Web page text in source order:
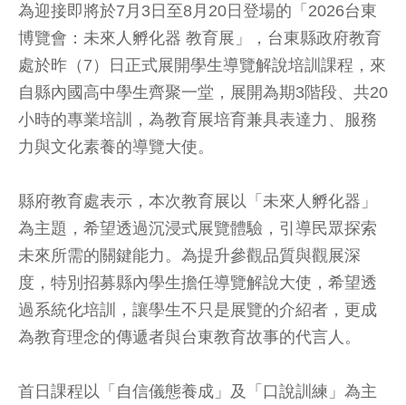
為迎接即將於7月3日至8月20日登場的「2026台東
博覽會：未來人孵化器 教育展」，台東縣政府教育
處於昨（7）日正式展開學生導覽解說培訓課程，來
自縣內國高中學生齊聚一堂，展開為期3階段、共20
小時的專業培訓，為教育展培育兼具表達力、服務
力與文化素養的導覽大使。
縣府教育處表示，本次教育展以「未來人孵化器」
為主題，希望透過沉浸式展覽體驗，引導民眾探索
未來所需的關鍵能力。為提升參觀品質與觀展深
度，特別招募縣內學生擔任導覽解說大使，希望透
過系統化培訓，讓學生不只是展覽的介紹者，更成
為教育理念的傳遞者與台東教育故事的代言人。
首日課程以「自信儀態養成」及「口說訓練」為主